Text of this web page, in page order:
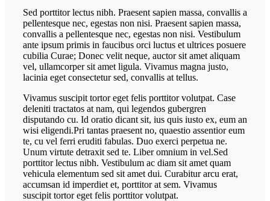
Sed porttitor lectus nibh. Praesent sapien massa, convallis a
pellentesque nec, egestas non nisi. Praesent sapien massa,
convallis a pellentesque nec, egestas non nisi. Vestibulum
ante ipsum primis in faucibus orci luctus et ultrices posuere
cubilia Curae; Donec velit neque, auctor sit amet aliquam
vel, ullamcorper sit amet ligula. Vivamus magna justo,
lacinia eget consectetur sed, convallis at tellus.
Vivamus suscipit tortor eget felis porttitor volutpat. Case
deleniti tractatos at nam, qui legendos gubergren
disputando cu. Id oratio dicant sit, ius quis iusto ex, eum an
wisi eligendi.Pri tantas praesent no, quaestio assentior eum
te, cu vel ferri eruditi fabulas. Duo exerci perpetua ne.
Unum virtute detraxit sed te. Liber omnium in vel.Sed
porttitor lectus nibh. Vestibulum ac diam sit amet quam
vehicula elementum sed sit amet dui. Curabitur arcu erat,
accumsan id imperdiet et, porttitor at sem. Vivamus
suscipit tortor eget felis porttitor volutpat.